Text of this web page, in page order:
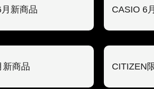
新商品 CASIO 6
新商品 CITIZEN